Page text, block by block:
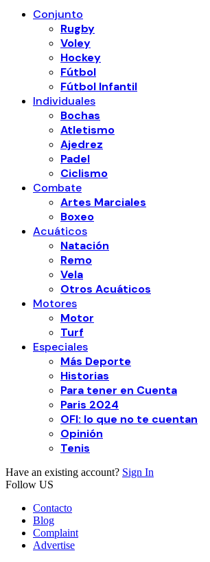
Conjunto
Rugby
Voley
Hockey
Fútbol
Fútbol Infantil
Individuales
Bochas
Atletismo
Ajedrez
Padel
Ciclismo
Combate
Artes Marciales
Boxeo
Acuáticos
Natación
Remo
Vela
Otros Acuáticos
Motores
Motor
Turf
Especiales
Más Deporte
Historias
Para tener en Cuenta
Paris 2024
OFI: lo que no te cuentan
Opinión
Tenis
Have an existing account? Sign In
Follow US
Contacto
Blog
Complaint
Advertise